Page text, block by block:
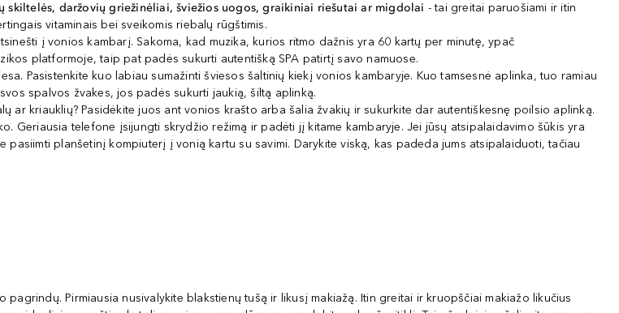
skiltelės, daržovių griežinėliai, šviežios uogos, graikiniai riešutai ar migdolai - tai greitai paruošiami ir itin
vitaminais bei sveikomis riebalų rūgštimis.
į vonios kambarį. Sakoma, kad muzika, kurios ritmo dažnis yra 60 kartų per minutę, ypač
platformoje, taip pat padės sukurti autentišką SPA patirtį savo namuose.
Pasistenkite kuo labiau sumažinti šviesos šaltinių kiekį vonios kambaryje. Kuo tamsesnė aplinka, tuo ramiau
spalvos žvakes, jos padės sukurti jaukią, šiltą aplinką.
ar kriauklių? Pasidėkite juos ant vonios krašto arba šalia žvakių ir sukurkite dar autentiškesnę poilsio aplinką.
Geriausia telefone įsijungti skrydžio režimą ir padėti jį kitame kambaryje. Jei jūsų atsipalaidavimo šūkis yra
planšetinį kompiuterį į vonią kartu su savimi. Darykite viską, kas padeda jums atsipalaiduoti, tačiau
Pirmiausia nusivalykite blakstienų tušą ir likusį makiažą. Itin greitai ir kruopščiai makiažo likučius